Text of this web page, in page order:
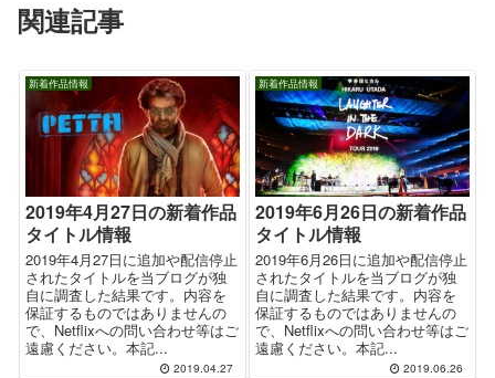
関連記事
新着作品情報
2019年4月27日の新着作品
タイトル情報
2019年4月27日に追加や配信停止
されたタイトルを当ブログが独
自に調査した結果です。内容を
保証するものではありませんの
で、Netflixへの問い合わせ等はご
遠慮ください。本記...
2019.04.27
新着作品情報
2019年6月26日の新着作品
タイトル情報
2019年6月26日に追加や配信停止
されたタイトルを当ブログが独
自に調査した結果です。内容を
保証するものではありませんの
で、Netflixへの問い合わせ等はご
遠慮ください。本記...
2019.06.26